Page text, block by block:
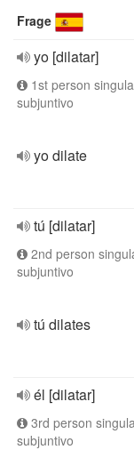
Frage
yo [dilatar]
1st person
subjuntivo
yo dilate
tú [dilatar]
2nd person
subjuntivo
tú dilates
él [dilatar]
3rd person
subjuntivo